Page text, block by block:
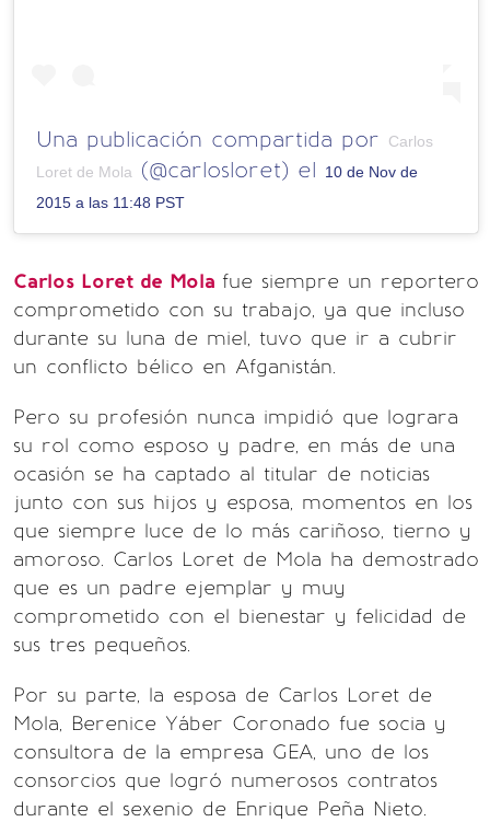
Una publicación compartida por
Carlos
Loret de Mola
(@carlosloret) el
10 de Nov de
2015 a las 11:48 PST
Carlos Loret de Mola fue siempre un reportero
comprometido con su trabajo, ya que incluso
durante su luna de miel, tuvo que ir a cubrir
un conflicto bélico en Afganistán.
Pero su profesión nunca impidió que lograra
su rol como esposo y padre, en más de una
ocasión se ha captado al titular de noticias
junto con sus hijos y esposa, momentos en los
que siempre luce de lo más cariñoso, tierno y
amoroso. Carlos Loret de Mola ha demostrado
que es un padre ejemplar y muy
comprometido con el bienestar y felicidad de
sus tres pequeños.
Por su parte, la esposa de Carlos Loret de
Mola, Berenice Yáber Coronado fue socia y
consultora de la empresa GEA, uno de los
consorcios que logró numerosos contratos
durante el sexenio de Enrique Peña Nieto.